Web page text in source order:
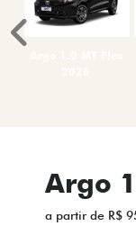
Argo
a partir de R$